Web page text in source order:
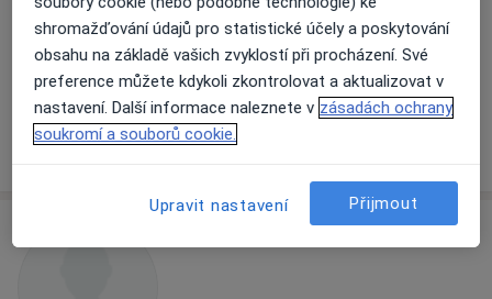
Dolní 497, Frenštát pod Radhoštěm • Mapa
Praktický lékař pro dospělé
Rezervovat termín
shromažďování údajů pro statistické účely a poskytování
obsahu na základě vašich zvyklostí při procházení. Své
preference můžete kdykoli zkontrolovat a aktualizovat v
nastavení. Další informace naleznete v zásadách ochrany
soukromí a souborů cookie.
Upravit nastavení Přijmout